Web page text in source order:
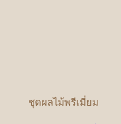
ชุดผลไม้พรีเมี่ยม